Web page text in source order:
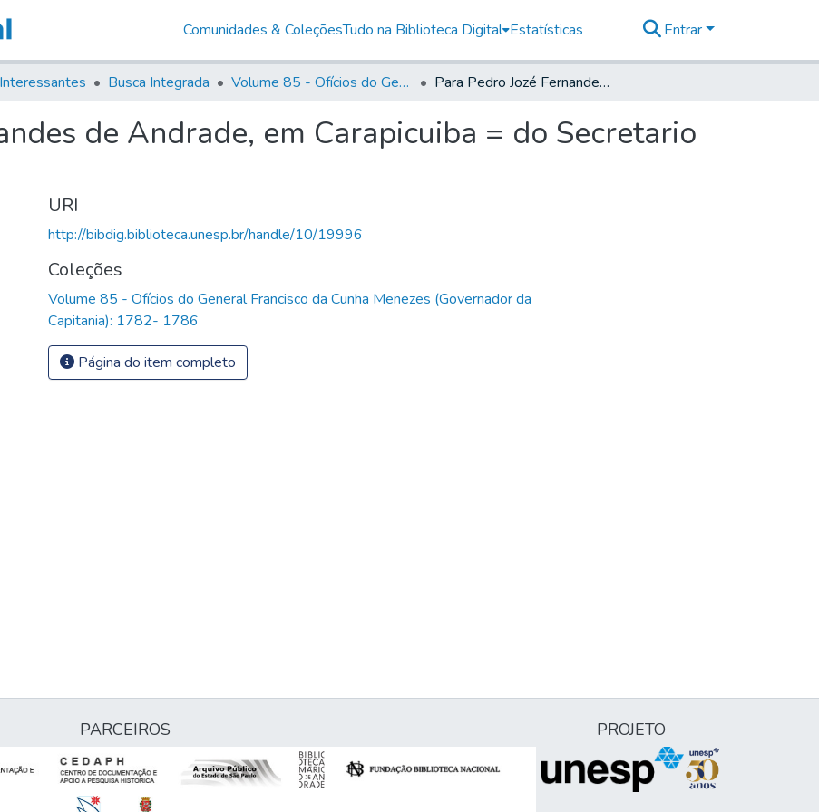
Comunidades & ColeçõesTudo na Biblioteca Digital Estatísticas Entrar
Busca Integrada Volume 85 - Ofícios do General Francisco da Cunha Menezes (Governador da Capitania): 1782- 1786 Para Pedro Jozé Fernandes de Andrade, em Carapicuiba = do Secretario =
de Andrade, em Carapicuiba = do Secretario
URI
http://bibdig.biblioteca.unesp.br/handle/10/19996
Coleções
Volume 85 - Ofícios do General Francisco da Cunha Menezes (Governador da
Capitania): 1782- 1786
Página do item completo
PARCEIROS PROJETO